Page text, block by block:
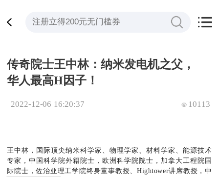
传奇院士王中林：纳米发电机之父，
华人最高H因子！
2022-12-06 16:20:37 10113
王中林，
国际顶尖纳米科学家、物理学家、材料学家、能源技术
专家，中国科学院外籍院士，欧洲科学院院士，加拿大工程院国
际院士，佐治亚理工学院终身董事教授、Hightower讲席教授，中
全平台立减200